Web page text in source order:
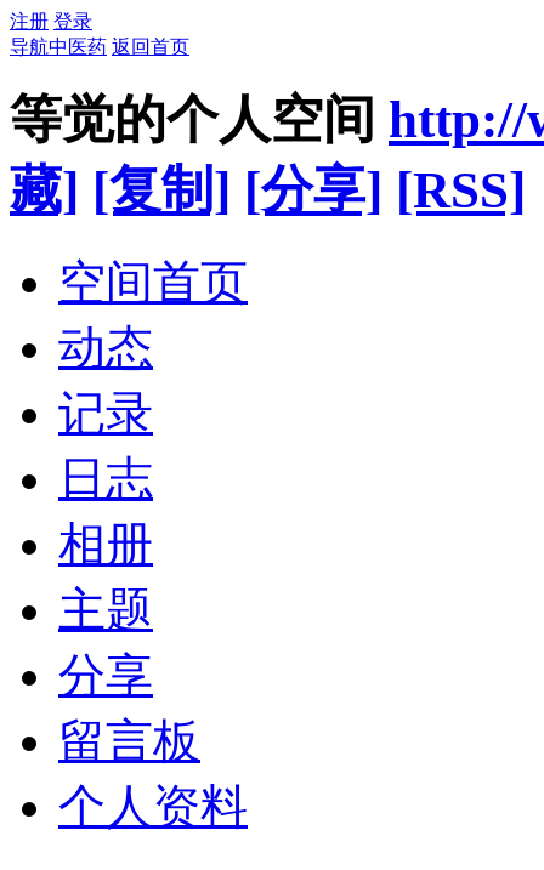
注册 登录
导航中医药 返回首页
等觉的个人空间 http://
藏] [复制] [分享] [RSS]
空间首页
动态
记录
日志
相册
主题
分享
留言板
个人资料